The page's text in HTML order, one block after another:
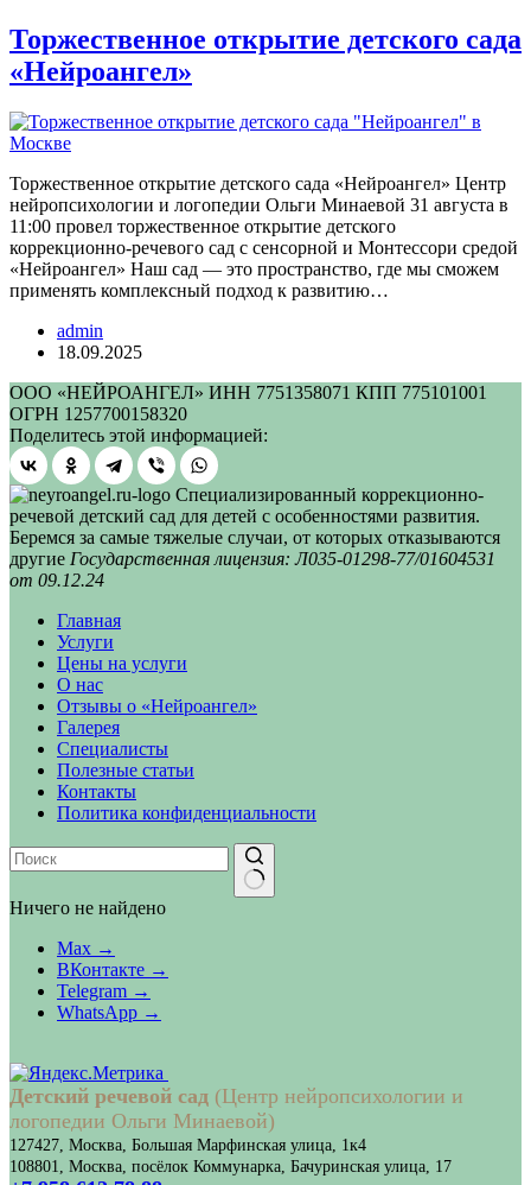
Торжественное открытие детского сада
«Нейроангел»
Торжественное открытие детского сада «Нейроангел» Центр
нейропсихологии и логопедии Ольги Минаевой 31 августа в
11:00 провел торжественное открытие детского
коррекционно-речевого сад с сенсорной и Монтессори средой
«Нейроангел» Наш сад — это пространство, где мы сможем
применять комплексный подход к развитию…
admin
18.09.2025
ООО «НЕЙРОАНГЕЛ» ИНН 7751358071 КПП 775101001
ОГРН 1257700158320
Поделитесь этой информацией:
Специализированный коррекционно-
речевой детский сад для детей с особенностями развития.
Беремся за самые тяжелые случаи, от которых отказываются
другие Государственная лицензия: Л035-01298-77/01604531
от 09.12.24
Главная
Услуги
Цены на услуги
О нас
Отзывы о «Нейроангел»
Галерея
Специалисты
Полезные статьи
Контакты
Политика конфиденциальности
Ничего не найдено
Max →
ВКонтакте →
Telegram →
WhatsApp →
Детский речевой сад (Центр нейропсихологии и
логопедии Ольги Минаевой)
127427, Москва, Большая Марфинская улица, 1к4
108801, Москва, посёлок Коммунарка, Бачуринская улица, 17